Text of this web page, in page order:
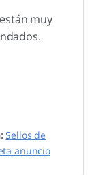
muy
Sellos de
anuncio